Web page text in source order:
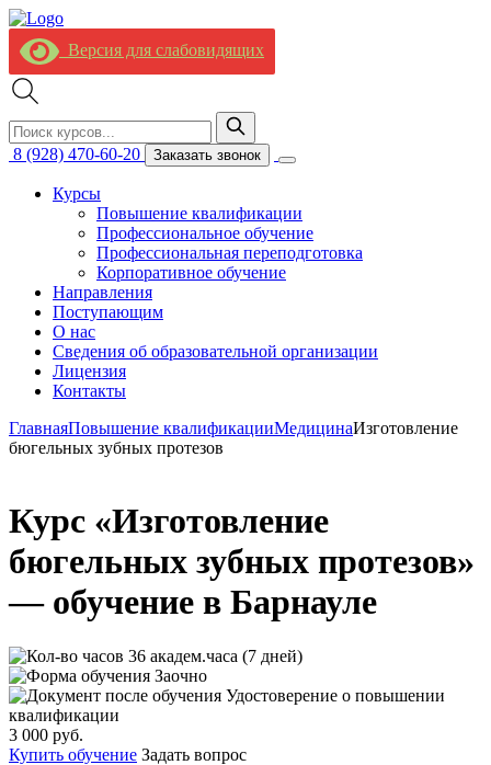
Версия для слабовидящих
8 (928) 470-60-20 Заказать звонок
Курсы
Повышение квалификации
Профессиональное обучение
Профессиональная переподготовка
Корпоративное обучение
Направления
Поступающим
О нас
Сведения об образовательной организации
Лицензия
Контакты
ГлавнаяПовышение квалификацииМедицинаИзготовление
бюгельных зубных протезов
Курс «Изготовление
бюгельных зубных протезов»
— обучение в Барнауле
36 академ.часа (7 дней)
Заочно
Удостоверение о повышении
квалификации
3 000 руб.
Купить обучение Задать вопрос